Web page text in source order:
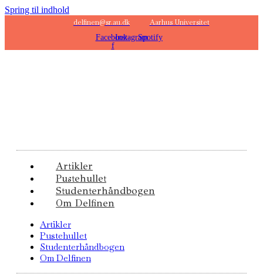
Spring til indhold
delfinen@sr.au.dk Aarhus Universitet
Facebook-
f
InstagramSpotify
Artikler
Pustehullet
Studenterhåndbogen
Om Delfinen
Artikler
Pustehullet
Studenterhåndbogen
Om Delfinen